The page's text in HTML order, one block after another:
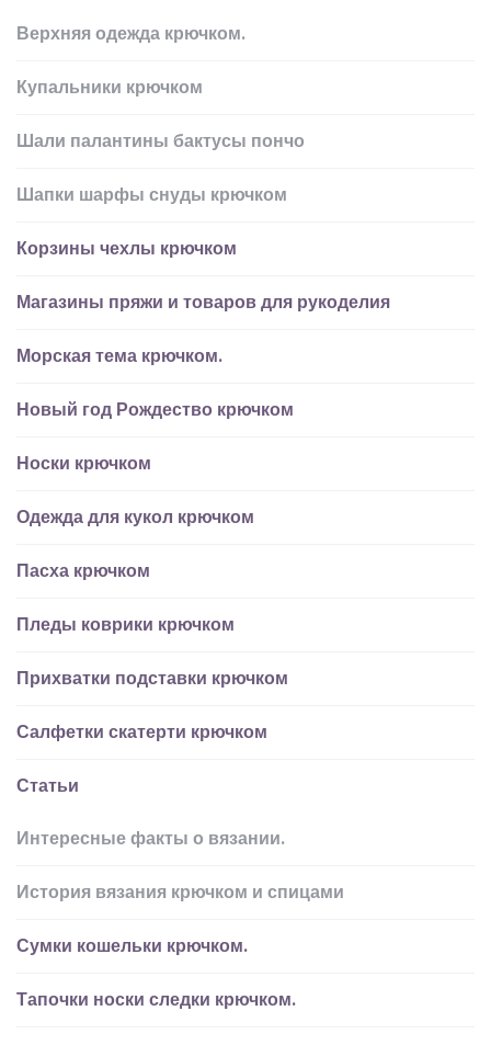
Верхняя одежда крючком.
Купальники крючком
Шали палантины бактусы пончо
Шапки шарфы снуды крючком
Корзины чехлы крючком
Магазины пряжи и товаров для рукоделия
Морская тема крючком.
Новый год Рождество крючком
Носки крючком
Одежда для кукол крючком
Пасха крючком
Пледы коврики крючком
Прихватки подставки крючком
Салфетки скатерти крючком
Статьи
Интересные факты о вязании.
История вязания крючком и спицами
Сумки кошельки крючком.
Тапочки носки следки крючком.